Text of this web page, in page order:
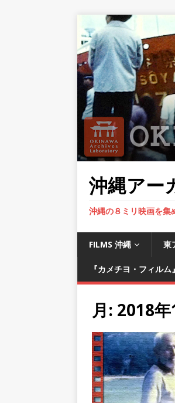
沖縄アー
沖縄の８ミリ映画を集
FILMS 沖縄 東
『カメチヨ・フィル
月: 2018年